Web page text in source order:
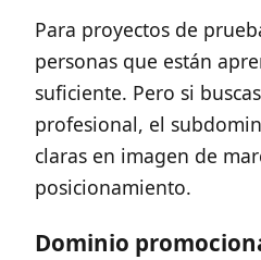
Para proyectos de
personas que están
suficiente. Pero si
profesional, el
claras en imagen de
posicionamiento.
Dominio